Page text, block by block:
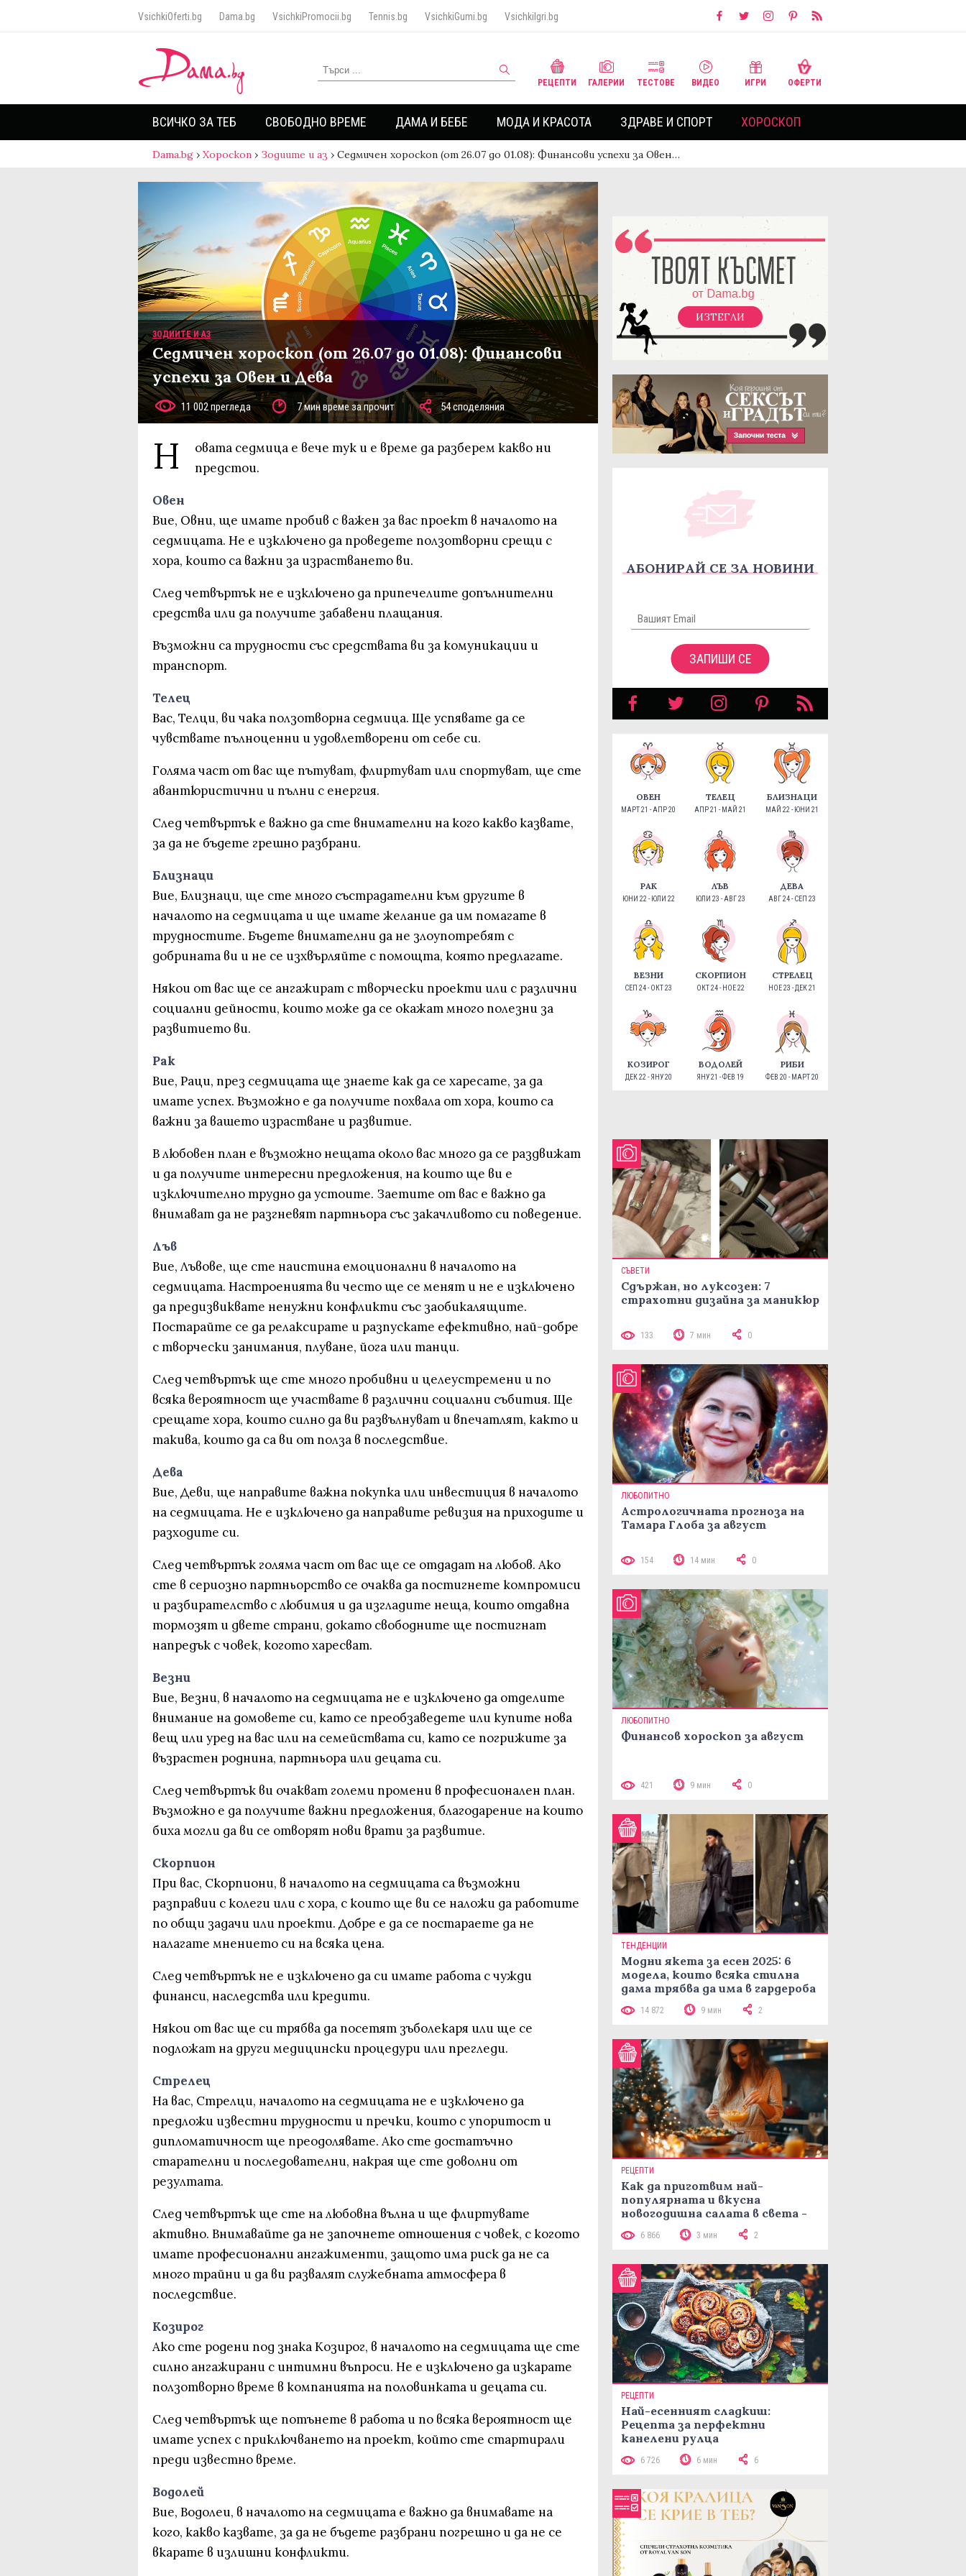
VsichkiOferti.bg Dama.bg VsichkiPromocii.bg Tennis.bg VsichkiGumi.bg VsichkiIgri.bg
РЕЦЕПТИ ГАЛЕРИИ ТЕСТОВЕ ВИДЕО ИГРИ ОФЕРТИ
ВСИЧКО ЗА ТЕБ СВОБОДНО ВРЕМЕ ДАМА И БЕБЕ МОДА И КРАСОТА ЗДРАВЕ И СПОРТ ХОРОСКОП
Dama.bg › Хороскоп › Зодиите и аз › Седмичен хороскоп (от 26.07 до 01.08): Финансови успехи за Овен…
ЗОДИИТЕ И АЗ
Седмичен хороскоп (от 26.07 до 01.08): Финансови
успехи за Овен и Дева
11 002 прегледа 7 мин време за прочит 54 споделяния
Н
овата седмица е вече тук и е време да разберем какво ни
предстои.
Овен
Вие, Овни, ще имате пробив с важен за вас проект в началото на
седмицата. Не е изключено да проведете ползотворни срещи с
хора, които са важни за израстването ви.
След четвъртък не е изключено да припечелите допълнителни
средства или да получите забавени плащания.
Възможни са трудности със средствата ви за комуникации и
транспорт.
Телец
Вас, Телци, ви чака ползотворна седмица. Ще успявате да се
чувствате пълноценни и удовлетворени от себе си.
Голяма част от вас ще пътуват, флиртуват или спортуват, ще сте
авантюристични и пълни с енергия.
След четвъртък е важно да сте внимателни на когo какво казвате,
за да не бъдете грешно разбрани.
Близнаци
Вие, Близнаци, ще сте много състрадателни към другите в
началото на седмицата и ще имате желание да им помагате в
трудностите. Бъдете внимателни да не злоупотребят с
добрината ви и не се изхвърляйте с помощта, която предлагате.
Някои от вас ще се ангажират с творчески проекти или с различни
социални дейности, които може да се окажат много полезни за
развитието ви.
Рак
Вие, Раци, през седмицата ще знаете как да се харесате, за да
имате успех. Възможно е да получите похвала от хора, които са
важни за вашето израстване и развитие.
В любовен план е възможно нещата около вас много да се раздвижат
и да получите интересни предложения, на които ще ви е
изключително трудно да устоите. Заетите от вас е важно да
внимават да не разгневят партньора със закачливото си поведение.
Лъв
Вие, Лъвове, ще сте наистина емоционални в началото на
седмицата. Настроенията ви често ще се менят и не е изключено
да предизвиквате ненужни конфликти със заобикалящите.
Постарайте се да релаксирате и разпускате ефективно, най-добре
с творчески занимания, плуване, йога или танци.
След четвъртък ще сте много пробивни и целеустремени и по
всяка вероятност ще участвате в различни социални събития. Ще
срещате хора, които силно да ви развълнуват и впечатлят, както и
такива, които да са ви от полза в последствие.
Дева
Вие, Деви, ще направите важна покупка или инвестиция в началото
на седмицата. Не е изключено да направите ревизия на приходите и
разходите си.
След четвъртък голяма част от вас ще се отдадат на любов. Ако
сте в сериозно партньорство се очаква да постигнете компромиси
и разбирателство с любимия и да изгладите неща, които отдавна
тормозят и двете страни, докато свободните ще постигнат
напредък с човек, когото харесват.
Везни
Вие, Везни, в началото на седмицата не е изключено да отделите
внимание на домовете си, като се преобзаведете или купите нова
вещ или уред на вас или на семействата си, като се погрижите за
възрастен роднина, партньора или децата си.
След четвъртък ви очакват големи промени в професионален план.
Възможно е да получите важни предложения, благодарение на които
биха могли да ви се отворят нови врати за развитие.
Скорпион
При вас, Скорпиони, в началото на седмицата са възможни
разправии с колеги или с хора, с които ще ви се наложи да работите
по общи задачи или проекти. Добре е да се постараете да не
налагате мнението си на всяка цена.
След четвъртък не е изключено да си имате работа с чужди
финанси, наследства или кредити.
Някои от вас ще си трябва да посетят зъболекаря или ще се
подложат на други медицински процедури или прегледи.
Стрелец
На вас, Стрелци, началото на седмицата не е изключено да
предложи известни трудности и пречки, които с упоритост и
дипломатичност ще преодолявате. Ако сте достатъчно
старателни и последователни, накрая ще сте доволни от
резултата.
След четвъртък ще сте на любовна вълна и ще флиртувате
активно. Внимавайте да не започнете отношения с човек, с когото
имате професионални ангажименти, защото има риск да не са
много трайни и да ви развалят служебната атмосфера в
последствие.
Козирог
Ако сте родени под знака Козирог, в началото на седмицата ще сте
силно ангажирани с интимни въпроси. Не е изключено да изкарате
ползотворно време в компанията на половинката и децата си.
След четвъртък ще потънете в работа и по всяка вероятност ще
имате успех с приключването на проект, който сте стартирали
преди известно време.
Водолей
Вие, Водолеи, в началото на седмицата е важно да внимавате на
кого, какво казвате, за да не бъдете разбрани погрешно и да не се
вкарате в излишни конфликти.
ИЗТЕГЛИ
АБОНИРАЙ СЕ ЗА НОВИНИ
ЗАПИШИ СЕ
ОВЕН
МАРТ 21 - АПР 20
ТЕЛЕЦ
АПР 21 - МАЙ 21
БЛИЗНАЦИ
МАЙ 22 - ЮНИ 21
РАК
ЮНИ 22 - ЮЛИ 22
ЛЪВ
ЮЛИ 23 - АВГ 23
ДЕВА
АВГ 24 - СЕП 23
ВЕЗНИ
СЕП 24 - ОКТ 23
СКОРПИОН
ОКТ 24 - НОЕ 22
СТРЕЛЕЦ
НОЕ 23 - ДЕК 21
КОЗИРОГ
ДЕК 22 - ЯНУ 20
ВОДОЛЕЙ
ЯНУ 21 - ФЕВ 19
РИБИ
ФЕВ 20 - МАРТ 20
СЪВЕТИ
Сдържан, но луксозен: 7
страхотни дизайна за маникюр
133 7 мин 0
ЛЮБОПИТНО
Астрологичната прогноза на
Тамара Глоба за август
154 14 мин 0
ЛЮБОПИТНО
Финансов хороскоп за август
421 9 мин 0
ТЕНДЕНЦИИ
Модни якета за есен 2025: 6
модела, които всяка стилна
дама трябва да има в гардероба
14 872 9 мин 2
РЕЦЕПТИ
Как да приготвим най-
популярната и вкусна
новогодишна салата в света -
рецепта Мимоза
6 866 3 мин 2
РЕЦЕПТИ
Най-есенният сладкиш:
Рецепта за перфектни
канелени рулца
6 726 6 мин 6